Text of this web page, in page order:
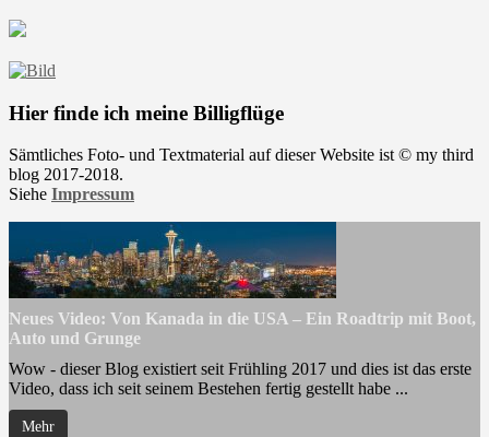
Hier finde ich meine Billigflüge
Sämtliches Foto- und Textmaterial auf dieser Website ist © my third
blog 2017-2018.
Siehe Impressum
Neues Video: Von Kanada in die USA – Ein Roadtrip mit Boot,
Auto und Grunge
Wow - dieser Blog existiert seit Frühling 2017 und dies ist das erste
Video, dass ich seit seinem Bestehen fertig gestellt habe ...
Mehr